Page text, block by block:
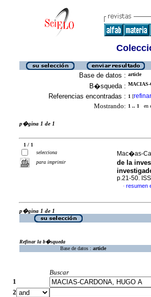
Base de datos : article
B�squeda : MACIAS-
Referencias encontradas : 1 [refinar
Mostrando: 1 .. 1 en
p�gina 1 de 1
1 / 1
selecciona
para imprimir
Mac�as-
de la
p.21-50.
· resumen
p�gina 1 de 1
Refinar la b�squeda
Base de datos : article
Buscar
1
2